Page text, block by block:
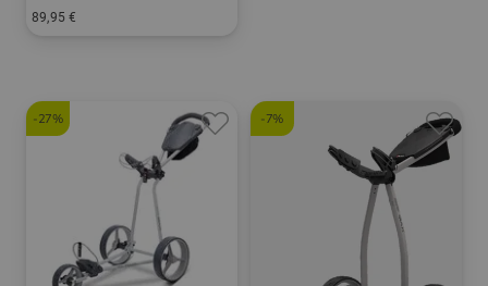
89,95 €
-27% -7%